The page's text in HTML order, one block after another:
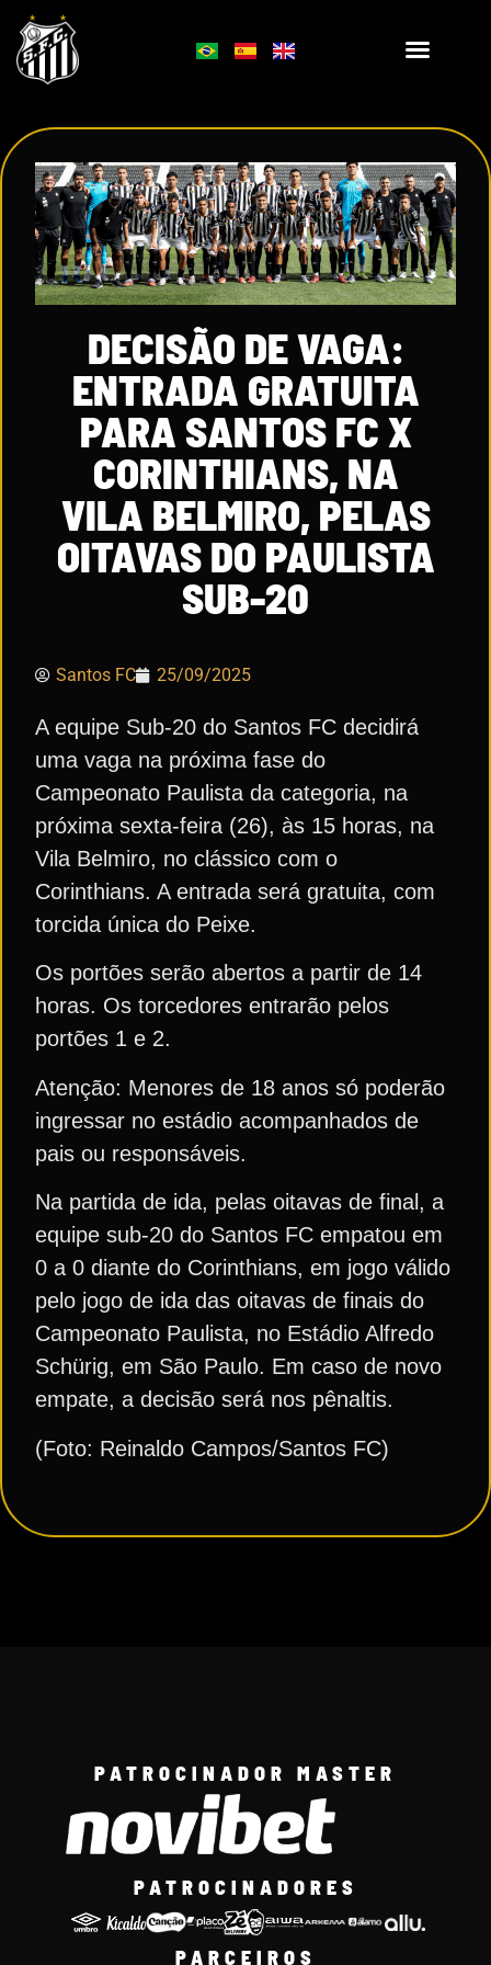
DECISÃO DE VAGA:
ENTRADA GRATUITA
PARA SANTOS FC X
CORINTHIANS, NA
VILA BELMIRO, PELAS
OITAVAS DO PAULISTA
SUB-20
Santos FC 25/09/2025
A equipe Sub-20 do Santos FC decidirá
uma vaga na próxima fase do
Campeonato Paulista da categoria, na
próxima sexta-feira (26), às 15 horas, na
Vila Belmiro, no clássico com o
Corinthians. A entrada será gratuita, com
torcida única do Peixe.
Os portões serão abertos a partir de 14
horas. Os torcedores entrarão pelos
portões 1 e 2.
Atenção: Menores de 18 anos só poderão
ingressar no estádio acompanhados de
pais ou responsáveis.
Na partida de ida, pelas oitavas de final, a
equipe sub-20 do Santos FC empatou em
0 a 0 diante do Corinthians, em jogo válido
pelo jogo de ida das oitavas de finais do
Campeonato Paulista, no Estádio Alfredo
Schürig, em São Paulo. Em caso de novo
empate, a decisão será nos pênaltis.
(Foto: Reinaldo Campos/Santos FC)
PATROCINADOR MASTER
PATROCINADORES
PARCEIROS